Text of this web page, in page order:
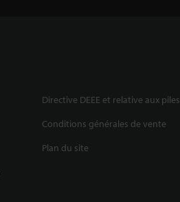
Directive DEEE et relative aux piles
Conditions générales de vente
Plan du site